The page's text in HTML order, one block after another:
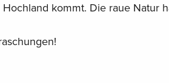
kommt. Die raue Natur